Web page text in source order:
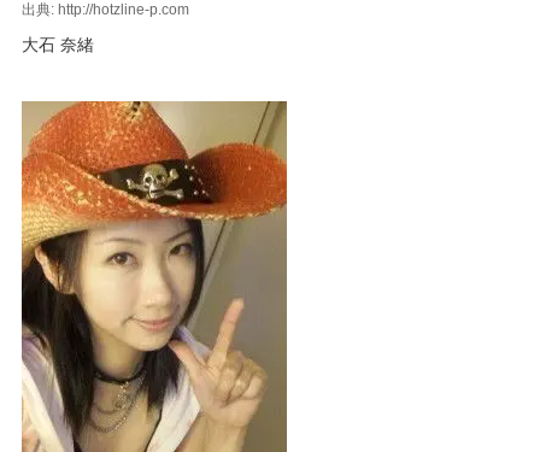
出典: http://hotzline-p.com
大石 奈緒